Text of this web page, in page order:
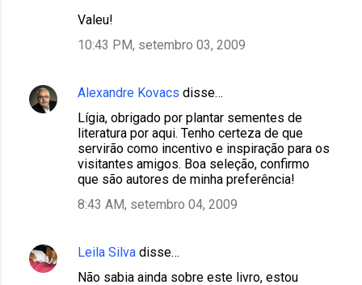
Valeu!
10:43 PM, setembro 03, 2009
Alexandre Kovacs disse…
Lígia, obrigado por plantar sementes de
literatura por aqui. Tenho certeza de que
servirão como incentivo e inspiração para os
visitantes amigos. Boa seleção, confirmo
que são autores de minha preferência!
8:43 AM, setembro 04, 2009
Leila Silva disse…
Não sabia ainda sobre este livro, estou